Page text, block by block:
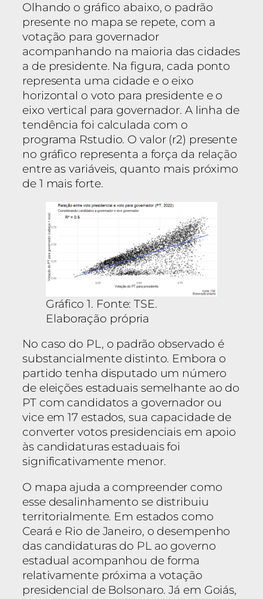
Olhando o gráfico abaixo, o padrão
presente no mapa se repete, com a
votação para governador
acompanhando na maioria das cidades
a de presidente. Na figura, cada ponto
representa uma cidade e o eixo
horizontal o voto para presidente e o
eixo vertical para governador. A linha de
tendência foi calculada com o
programa Rstudio. O valor (r2) presente
no gráfico representa a força da relação
entre as variáveis, quanto mais próximo
de 1 mais forte.
Gráfico 1. Fonte: TSE.
Elaboração própria
No caso do PL, o padrão observado é
substancialmente distinto. Embora o
partido tenha disputado um número
de eleições estaduais semelhante ao do
PT com candidatos a governador ou
vice em 17 estados, sua capacidade de
converter votos presidenciais em apoio
às candidaturas estaduais foi
significativamente menor.
O mapa ajuda a compreender como
esse desalinhamento se distribuiu
territorialmente. Em estados como
Ceará e Rio de Janeiro, o desempenho
das candidaturas do PL ao governo
estadual acompanhou de forma
relativamente próxima a votação
presidencial de Bolsonaro. Já em Goiás,